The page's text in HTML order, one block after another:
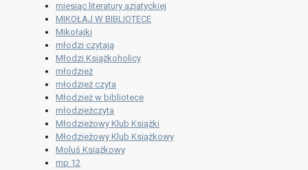
miesiąc literatury azjatyckiej
MIKOŁAJ W BIBLIOTECE
Mikołajki
młodzi czytają
Młodzi Książkoholicy
młodzież
młodzież czyta
Młodzież w bibliotece
młodzieżczyta
Młodzieżowy Klub Książki
Młodzieżowy Klub Książkowy
Moluś Książkowy
mp 12